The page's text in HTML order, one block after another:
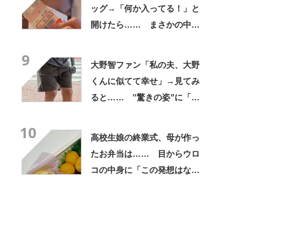
ッグ→「何か入ってる！」と
開けたら…… まさかの中身
9
大野智ファン「私の夫、大野
くんに似てて幸せ」→見てみ
ると…… ‟驚きの姿”に「最
10
高校生娘の終業式、母が作っ
たお弁当は…… 目からウロ
コの中身に「この発想はなか